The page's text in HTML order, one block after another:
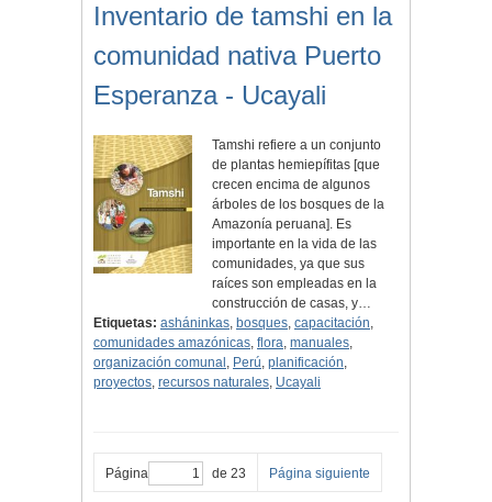
Inventario de tamshi en la
comunidad nativa Puerto
Esperanza - Ucayali
Tamshi refiere a un conjunto
de plantas hemiepífitas [que
crecen encima de algunos
árboles de los bosques de la
Amazonía peruana]. Es
importante en la vida de las
comunidades, ya que sus
raíces son empleadas en la
construcción de casas, y…
Etiquetas: asháninkas, bosques, capacitación,
comunidades amazónicas, flora, manuales,
organización comunal , Perú, planificación,
proyectos, recursos naturales, Ucayali
Página de 23 Página siguiente